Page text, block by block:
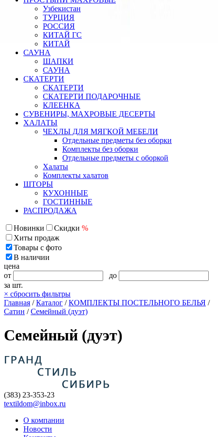
Узбекистан
ТУРЦИЯ
РОССИЯ
КИТАЙ ГС
КИТАЙ
САУНА
ШАПКИ
САУНА
СКАТЕРТИ
СКАТЕРТИ
СКАТЕРТИ ПОДАРОЧНЫЕ
КЛЕЕНКА
СУВЕНИРЫ, МАХРОВЫЕ ДЕСЕРТЫ
ХАЛАТЫ
ЧЕХЛЫ ДЛЯ МЯГКОЙ МЕБЕЛИ
Отдельные предметы без оборки
Комплекты без оборки
Отдельные предметы с оборкой
Халаты
Комплекты халатов
ШТОРЫ
КУХОННЫЕ
ГОСТИННЫЕ
РАСПРОДАЖА
Новинки Скидки %
Хиты продаж
Товары с фото
В наличии
цена
от
до
за шт.
× сбросить фильтры
Главная /Каталог /КОМПЛЕКТЫ ПОСТЕЛЬНОГО БЕЛЬЯ /
Сатин /Семейный (дуэт)
Семейный (дуэт)
(383) 23-353-23
textildom@inbox.ru
О компании
Новости